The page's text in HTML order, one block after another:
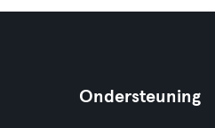
Ondersteuning